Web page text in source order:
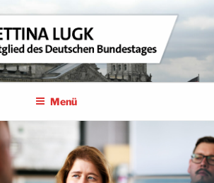
LUGK
BUNDESTAGES
Menü